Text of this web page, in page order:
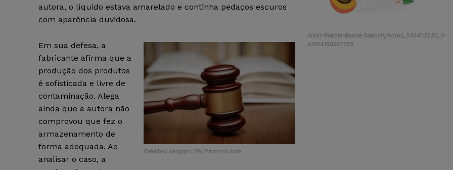
Autor-Bubble-Beanie Depositphotos_546402230_S-
e1654188957765
autora, o líquido estava amarelado e continha pedaços escuros
com aparência duvidosa.
Créditos: sergign / Shutterstock.com
Em sua defesa, a
fabricante afirma que a
produção dos produtos
é sofisticada e livre de
contaminação. Alega
ainda que a autora não
comprovou que fez o
armazenamento de
forma adequada. Ao
analisar o caso, a